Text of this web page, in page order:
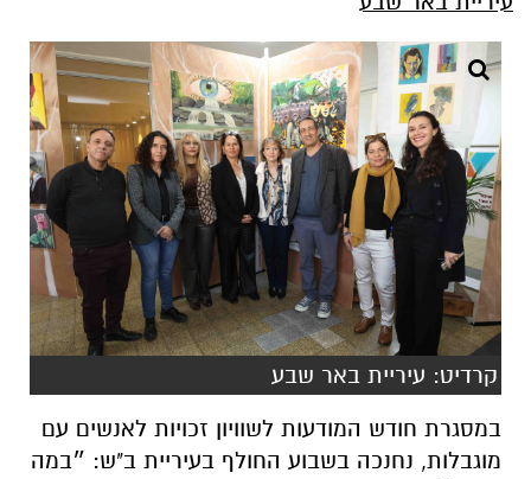
קרדיט: עיריית באר שבע
במסגרת חודש המודעות לשוויון זכויות לאנשים עם
מוגבלות, נחנכה בשבוע החולף בעיריית ב"ש: ״במה
לנפש״, תערוכת ציורים וצילומים של תלמידי בית
טקס חנוכת התערוכה נערך בין היתר במעמד מ"מ